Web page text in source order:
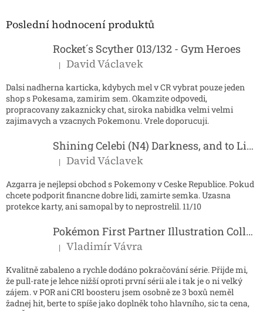
Poslední hodnocení produktů
Rocket´s Scyther 013/132 - Gym Heroes
Hodnocení produktu je 5 z 5 hvězdiček.
| David Václavek
Dalsi nadherna karticka, kdybych mel v CR vybrat pouze jeden
shop s Pokesama, zamirim sem. Okamzite odpovedi,
propracovany zakaznicky chat, siroka nabidka velmi velmi
zajimavych a vzacnych Pokemonu. Vrele doporucuji.
Shining Celebi (N4) Darkness, and to Light...
Hodnocení produktu je 5 z 5 hvězdiček.
| David Václavek
Azgarra je nejlepsi obchod s Pokemony v Ceske Republice. Pokud
chcete podporit financne dobre lidi, zamirte semka. Uzasna
protekce karty, ani samopal by to neprostrelil. 11/10
Pokémon First Partner Illustration Collection - Series 2
Hodnocení produktu je 5 z 5 hvězdiček.
| Vladimír Vávra
Kvalitně zabaleno a rychle dodáno pokračování série. Přijde mi,
že pull-rate je lehce nižší oproti první sérii ale i tak je o ni velký
zájem. v POR ani CRI boosteru jsem osobně ze 3 boxů neměl
žadnej hit, berte to spíše jako doplněk toho hlavního, sic ta cena,